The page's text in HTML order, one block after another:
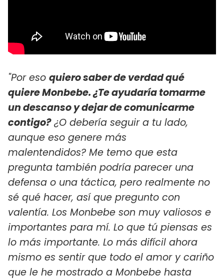
"Por eso quiero saber de verdad qué
quiere Monbebe. ¿Te ayudaría tomarme
un descanso y dejar de comunicarme
contigo?¿O debería seguir a tu lado,
aunque eso genere más
malentendidos? Me temo que esta
pregunta también podría parecer una
defensa o una táctica, pero realmente no
sé qué hacer, así que pregunto con
valentía. Los Monbebe son muy valiosos e
importantes para mí. Lo que tú piensas es
lo más importante. Lo más difícil ahora
mismo es sentir que todo el amor y cariño
que le he mostrado a Monbebe hasta